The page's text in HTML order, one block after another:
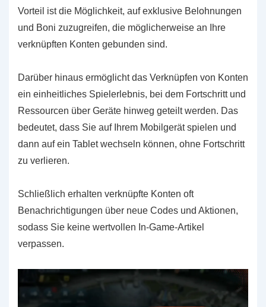
Vorteil ist die Möglichkeit, auf exklusive Belohnungen
und Boni zuzugreifen, die möglicherweise an Ihre
verknüpften Konten gebunden sind.
Darüber hinaus ermöglicht das Verknüpfen von Konten
ein einheitliches Spielerlebnis, bei dem Fortschritt und
Ressourcen über Geräte hinweg geteilt werden. Das
bedeutet, dass Sie auf Ihrem Mobilgerät spielen und
dann auf ein Tablet wechseln können, ohne Fortschritt
zu verlieren.
Schließlich erhalten verknüpfte Konten oft
Benachrichtigungen über neue Codes und Aktionen,
sodass Sie keine wertvollen In-Game-Artikel
verpassen.